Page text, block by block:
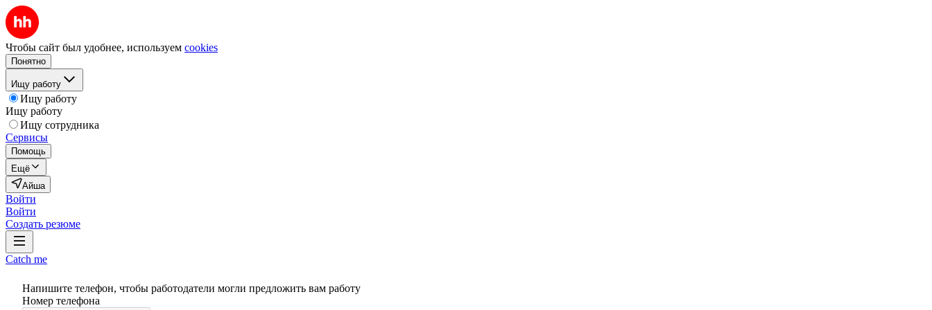
Чтобы сайт был удобнее, используем cookies
Понятно
Ищу работу
Ищу работу
Ищу работу
Ищу сотрудника
Сервисы
Помощь
Ещё
Айша
Войти
Войти
Создать резюме
Catch me
Напишите телефон, чтобы работодатели могли предложить вам работу
Номер телефона